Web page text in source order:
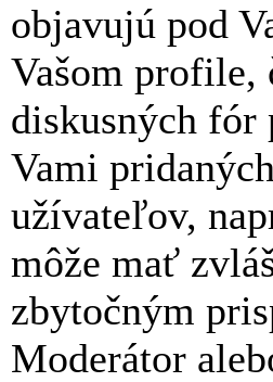
objavujú pod
Vašom profile,
diskusných fór
Vami
užívateľov,
môže mať
zbytočným
Moderátor